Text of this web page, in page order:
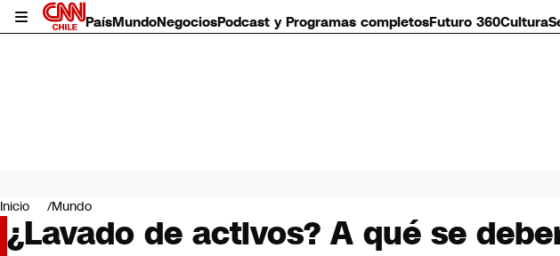
PaísMundoNegociosPodcast y Programas completosFuturo 360Cultura
Mundo
Negocios
Deportes
Inicio Mundo
¿Lavado de activos? A qué se